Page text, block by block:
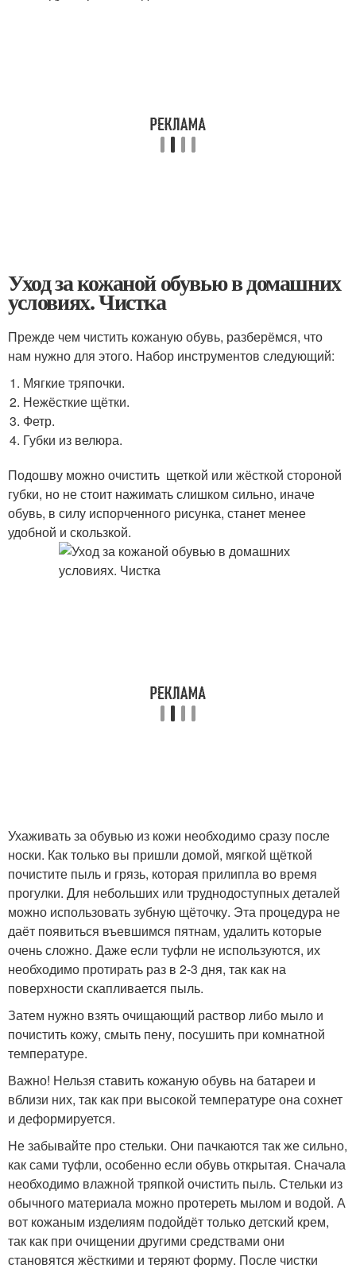
Уход за кожаной обувью в домашних
условиях. Чистка
Прежде чем чистить кожаную обувь, разберёмся, что
нам нужно для этого. Набор инструментов следующий:
Мягкие тряпочки.
Нежёсткие щётки.
Фетр.
Губки из велюра.
Подошву можно очистить щеткой или жёсткой стороной
губки, но не стоит нажимать слишком сильно, иначе
обувь, в силу испорченного рисунка, станет менее
удобной и скользкой.
Ухаживать за обувью из кожи необходимо сразу после
носки. Как только вы пришли домой, мягкой щёткой
почистите пыль и грязь, которая прилипла во время
прогулки. Для небольших или труднодоступных деталей
можно использовать зубную щёточку. Эта процедура не
даёт появиться въевшимся пятнам, удалить которые
очень сложно. Даже если туфли не используются, их
необходимо протирать раз в 2-3 дня, так как на
поверхности скапливается пыль.
Затем нужно взять очищающий раствор либо мыло и
почистить кожу, смыть пену, посушить при комнатной
температуре.
Важно! Нельзя ставить кожаную обувь на батареи и
вблизи них, так как при высокой температуре она сохнет
и деформируется.
Не забывайте про стельки. Они пачкаются так же сильно,
как сами туфли, особенно если обувь открытая. Сначала
необходимо влажной тряпкой очистить пыль. Стельки из
обычного материала можно протереть мылом и водой. А
вот кожаным изделиям подойдёт только детский крем,
так как при очищении другими средствами они
становятся жёсткими и теряют форму. После чистки